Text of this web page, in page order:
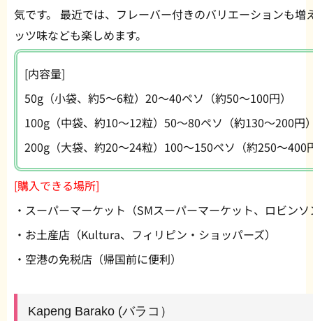
気です。 最近では、フレーバー付きのバリエーションも
ッツ味なども楽しめます。
[内容量]
50g（小袋、約5〜6粒）20〜40ペソ（約50〜100円）
100g（中袋、約10〜12粒）50〜80ペソ（約130〜200円
200g（大袋、約20〜24粒）100〜150ペソ（約250〜400
[購入できる場所]
・スーパーマーケット（SMスーパーマーケット、ロビン
・お土産店（Kultura、フィリピン・ショッパーズ）
・空港の免税店（帰国前に便利）
Kapeng Barako (バラコ）